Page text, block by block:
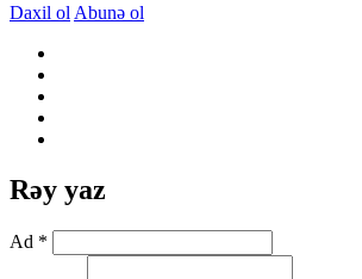
Daxil ol Abunə ol
Rəy yaz
Ad *